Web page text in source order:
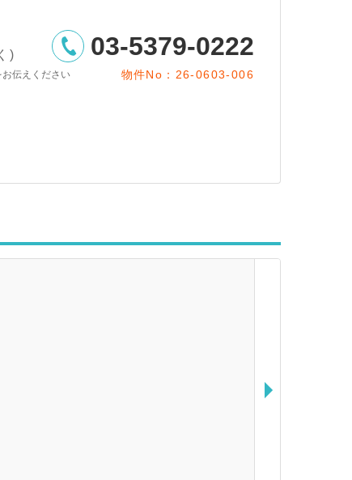
)
03-5379-0222
伝えください 物件No：26-0603-006